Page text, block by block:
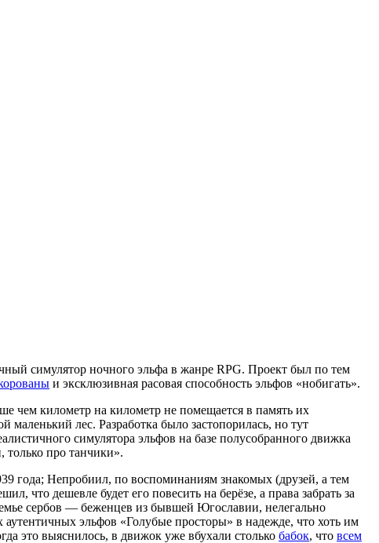
симулятор ночного эльфа в жанре RPG. Проект был по тем
и эксклюзивная расовая способность эльфов «нобигать».
чем километр на километр не помещается в память их
маленький лес. Разработка было застопорилась, но тут
симулятора эльфов на базе полусобранного движка
про танчики».
года; Непробиил, по воспоминаниям знакомых (друзей, а тем
что дешевле будет его повесить на берёзе, а права забрать за
сербов — беженцев из бывшей Югославии, нелегально
эльфов «Голубые просторы» в надежде, что хоть им
это выяснилось, в движок уже вбухали столько бабок, что всем